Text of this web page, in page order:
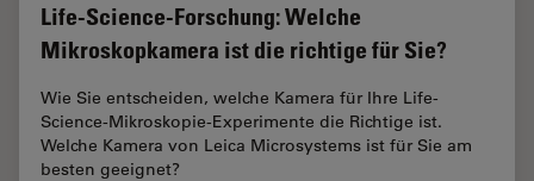
Life-Science-Forschung: Welche
Mikroskopkamera ist die richtige für Sie?
Wie Sie entscheiden, welche Kamera für Ihre Life-
Science-Mikroskopie-Experimente die Richtige ist.
Welche Kamera von Leica Microsystems ist für Sie am
besten geeignet?